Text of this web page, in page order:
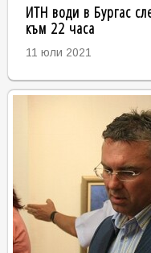
ИТН води в Бургас
към 22 часа
11 юли 2021